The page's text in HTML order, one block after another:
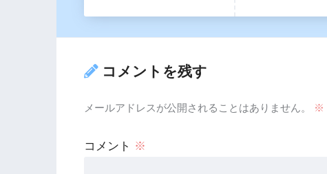
コメントを残す
メールアドレスが公開されることはありません。 ※
コメント ※